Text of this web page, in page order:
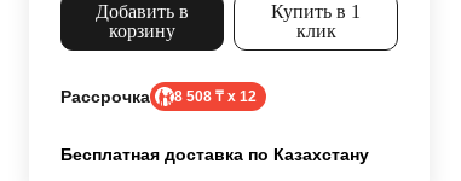
Добавить в
корзину
Купить в 1
клик
Рассрочка 8 508 ₸ x 12
Бесплатная доставка по Казахстану